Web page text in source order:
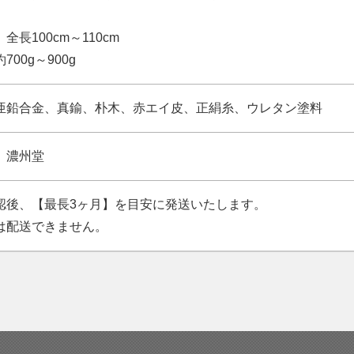
【使用期限】5年
※居合道に使用
全長100cm～110cm
700g～900g
鉛合金、真鍮、朴木、赤エイ皮、正絹糸、ウレタン塗料
州堂
後、【最長3ヶ月】を目安に発送いたします。
送できません。